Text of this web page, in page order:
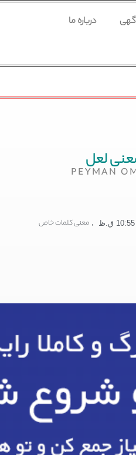
درباره ما
لعل
PEYMAN
10:55 ق.ظ , معنی کلمات خاص